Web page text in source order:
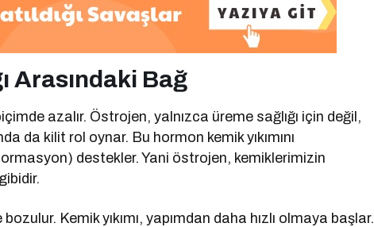
Arasındaki Bağ
azalır. Östrojen, yalnızca üreme sağlığı için değil,
da kilit rol oynar. Bu hormon kemik yıkımını
destekler. Yani östrojen, kemiklerimizin
Kemik yıkımı, yapımdan daha hızlı olmaya başlar.